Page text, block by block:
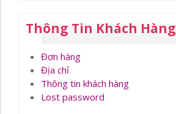
Thông Tin Khách Hàng
Đơn hàng
Địa chỉ
Thông tin khách hàng
Lost password